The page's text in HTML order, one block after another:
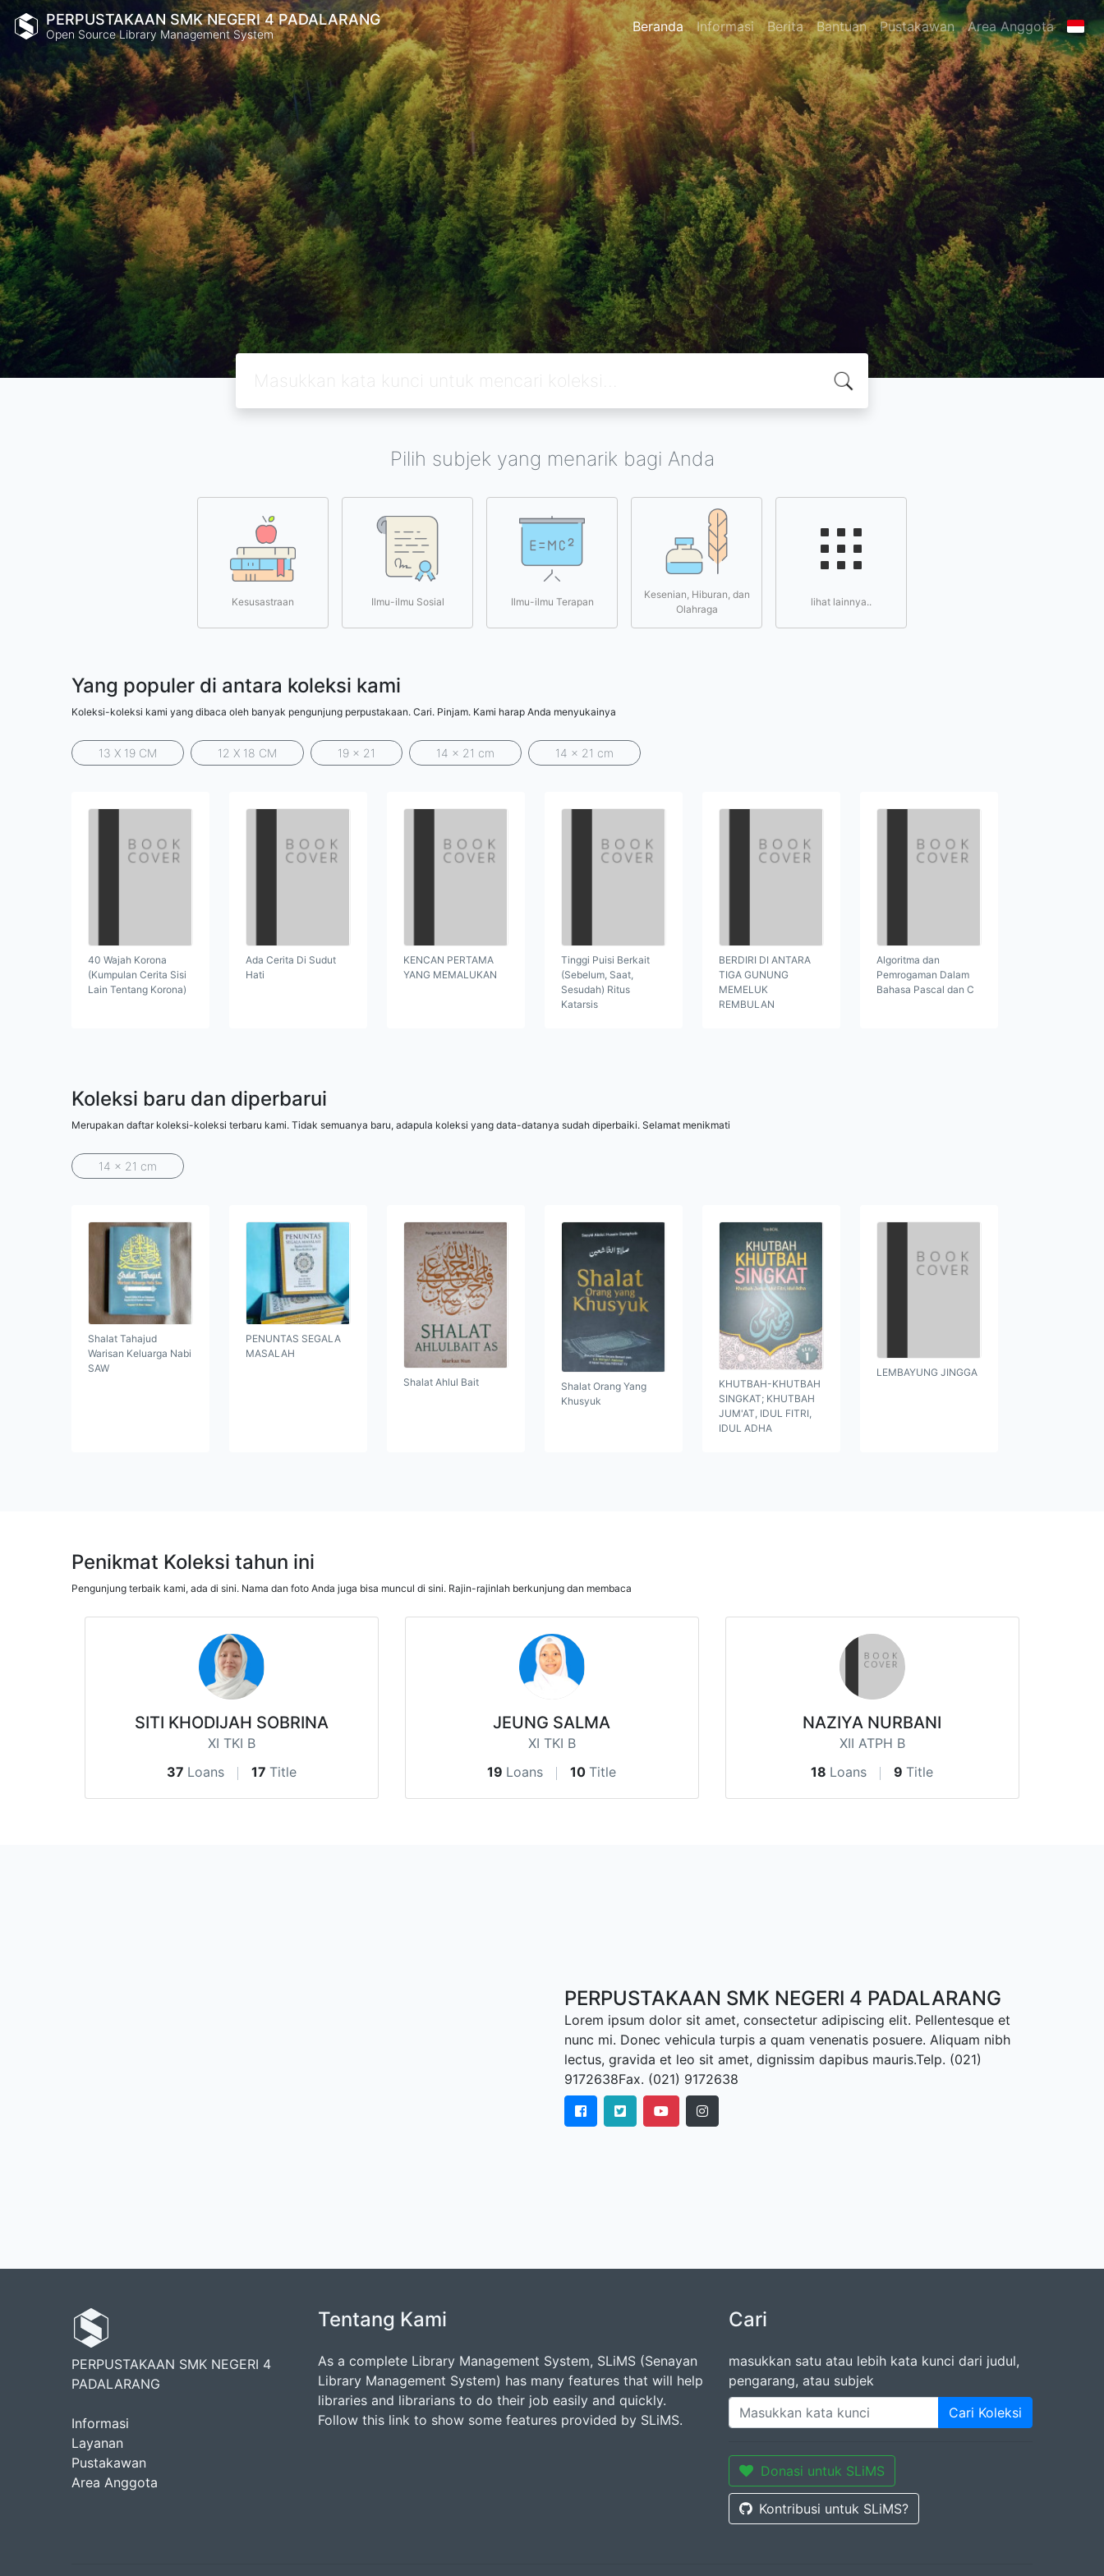
PERPUSTAKAAN SMK NEGERI 4 PADALARANG
Open Source Library Management System Beranda Informasi Berita Bantuan Pustakawan Area Anggota
Pilih subjek yang menarik bagi Anda
Kesusastraan Ilmu-ilmu Sosial Ilmu-ilmu Terapan
Kesenian, Hiburan, dan
Olahraga
lihat lainnya..
Yang populer di antara koleksi kami
Koleksi-koleksi kami yang dibaca oleh banyak pengunjung perpustakaan. Cari. Pinjam. Kami harap Anda menyukainya
13 X 19 CM 12 X 18 CM 19 x 21 14 x 21 cm 14 x 21 cm
40 Wajah Korona
(Kumpulan Cerita Sisi
Lain Tentang Korona)
Ada Cerita Di Sudut
Hati
KENCAN PERTAMA
YANG MEMALUKAN
Tinggi Puisi Berkait
(Sebelum, Saat,
Sesudah) Ritus
Katarsis
BERDIRI DI ANTARA
TIGA GUNUNG
MEMELUK
REMBULAN
Algoritma dan
Pemrogaman Dalam
Bahasa Pascal dan C
Koleksi baru dan diperbarui
Merupakan daftar koleksi-koleksi terbaru kami. Tidak semuanya baru, adapula koleksi yang data-datanya sudah diperbaiki. Selamat menikmati
14 x 21 cm
Shalat Tahajud
Warisan Keluarga Nabi
SAW
PENUNTAS SEGALA
MASALAH
Shalat Ahlul Bait
Shalat Orang Yang
Khusyuk
KHUTBAH-KHUTBAH
SINGKAT; KHUTBAH
JUM'AT, IDUL FITRI,
IDUL ADHA
LEMBAYUNG JINGGA
Penikmat Koleksi tahun ini
Pengunjung terbaik kami, ada di sini. Nama dan foto Anda juga bisa muncul di sini. Rajin-rajinlah berkunjung dan membaca
SITI KHODIJAH SOBRINA
XI TKI B
37 Loans 17 Title
JEUNG SALMA
XI TKI B
19 Loans 10 Title
NAZIYA NURBANI
XII ATPH B
18 Loans 9 Title
PERPUSTAKAAN SMK NEGERI 4 PADALARANG
Lorem ipsum dolor sit amet, consectetur adipiscing elit. Pellentesque et
nunc mi. Donec vehicula turpis a quam venenatis posuere. Aliquam nibh
lectus, gravida et leo sit amet, dignissim dapibus mauris.Telp. (021)
9172638Fax. (021) 9172638
PERPUSTAKAAN SMK NEGERI 4
PADALARANG
Informasi
Layanan
Pustakawan
Area Anggota
Tentang Kami
As a complete Library Management System, SLiMS (Senayan
Library Management System) has many features that will help
libraries and librarians to do their job easily and quickly.
Follow this link to show some features provided by SLiMS.
Cari
masukkan satu atau lebih kata kunci dari judul,
pengarang, atau subjek
Cari Koleksi
Donasi untuk SLiMS
Kontribusi untuk SLiMS?